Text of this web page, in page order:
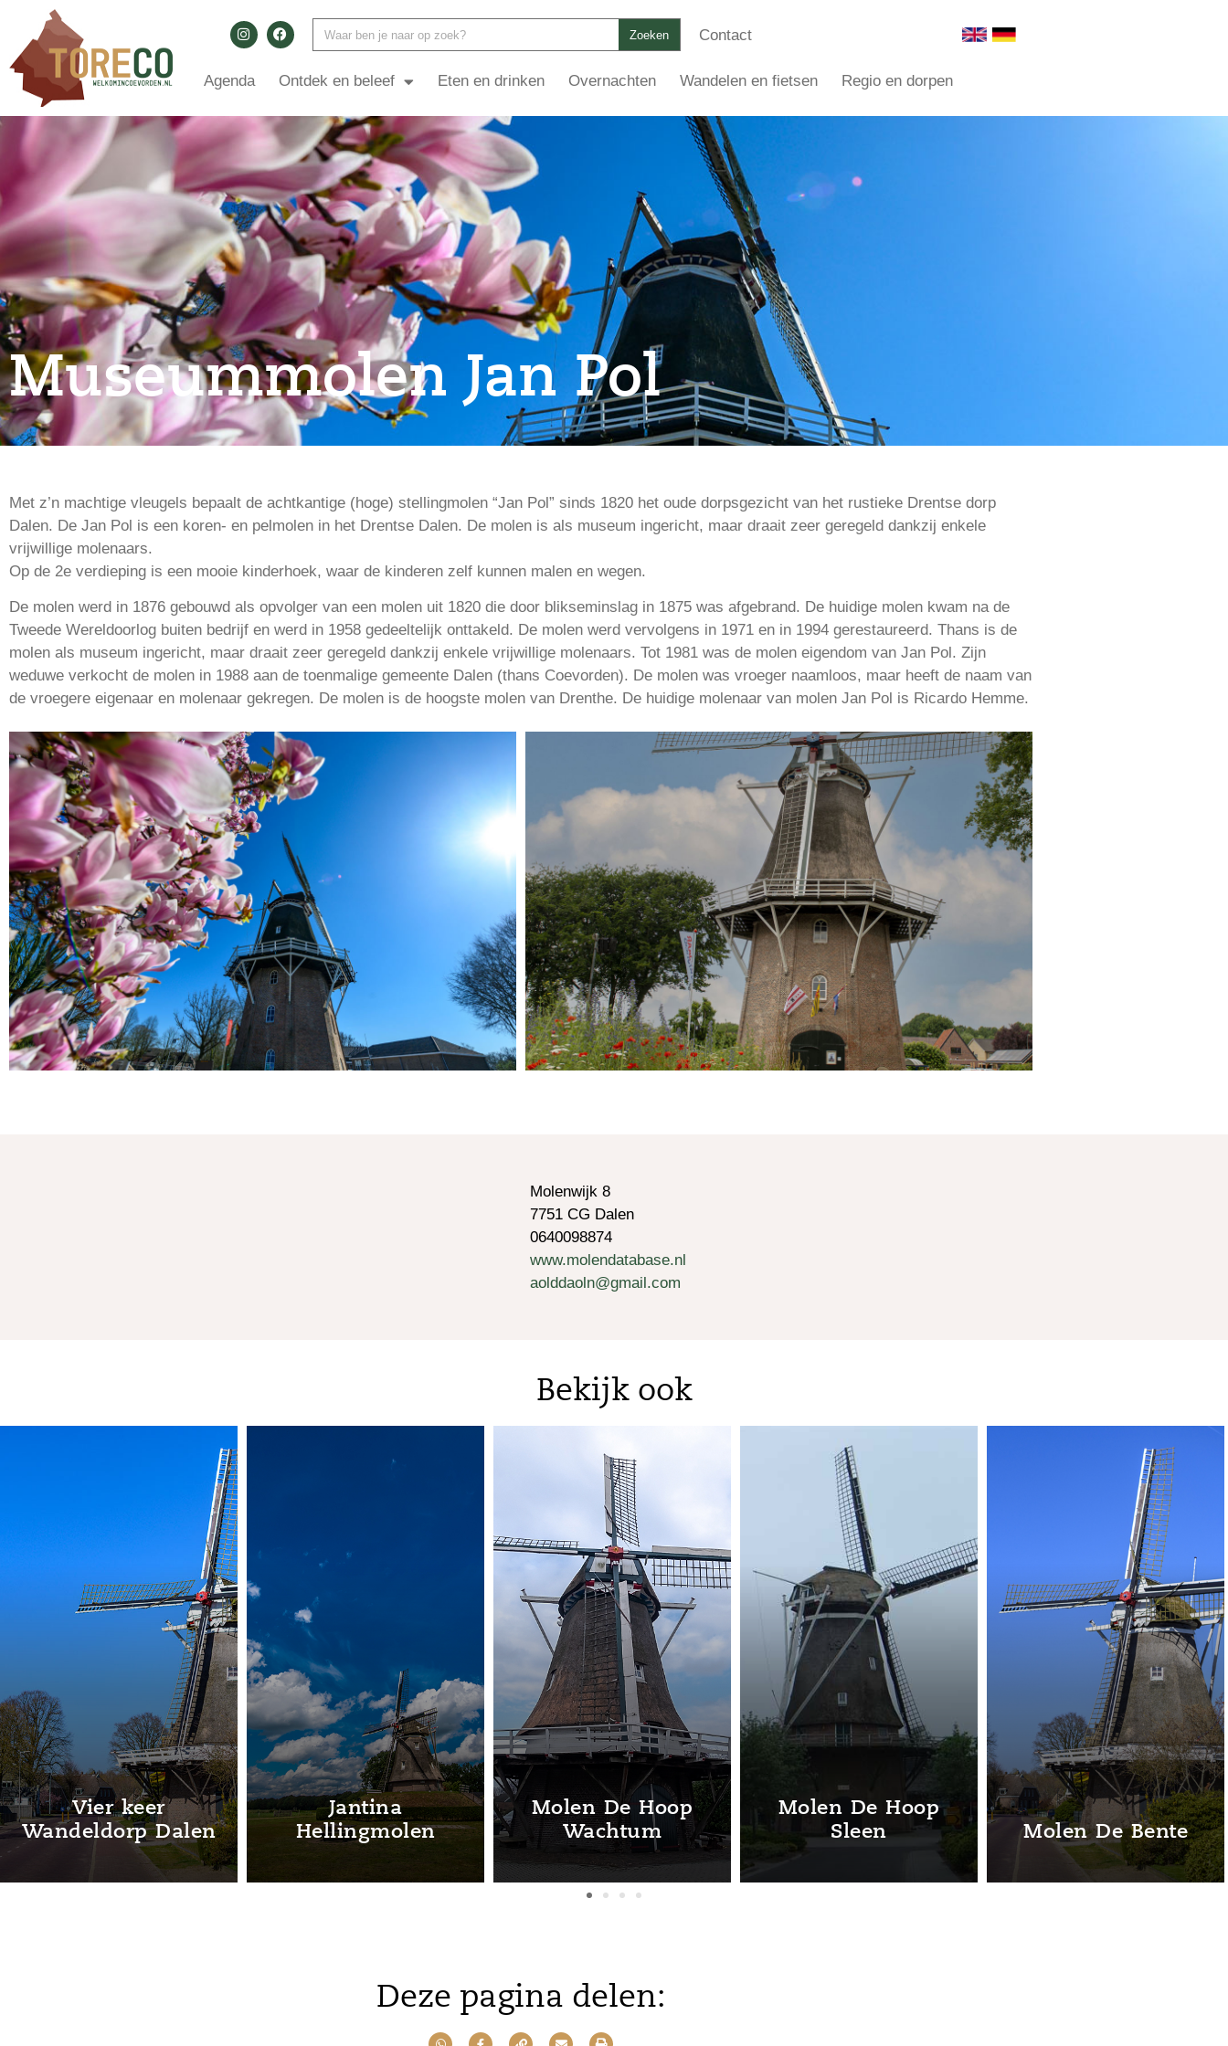
Zoeken Contact
Agenda Ontdek en beleef Eten en drinken Overnachten Wandelen en fietsen Regio en dorpen
Museummolen Jan Pol
Met z’n machtige vleugels bepaalt de achtkantige (hoge) stellingmolen “Jan Pol” sinds 1820 het oude dorpsgezicht van het rustieke Drentse dorp
Dalen. De Jan Pol is een koren- en pelmolen in het Drentse Dalen. De molen is als museum ingericht, maar draait zeer geregeld dankzij enkele
vrijwillige molenaars.
Op de 2e verdieping is een mooie kinderhoek, waar de kinderen zelf kunnen malen en wegen.
De molen werd in 1876 gebouwd als opvolger van een molen uit 1820 die door blikseminslag in 1875 was afgebrand. De huidige molen kwam na de
Tweede Wereldoorlog buiten bedrijf en werd in 1958 gedeeltelijk onttakeld. De molen werd vervolgens in 1971 en in 1994 gerestaureerd. Thans is de
molen als museum ingericht, maar draait zeer geregeld dankzij enkele vrijwillige molenaars. Tot 1981 was de molen eigendom van Jan Pol. Zijn
weduwe verkocht de molen in 1988 aan de toenmalige gemeente Dalen (thans Coevorden). De molen was vroeger naamloos, maar heeft de naam van
de vroegere eigenaar en molenaar gekregen. De molen is de hoogste molen van Drenthe. De huidige molenaar van molen Jan Pol is Ricardo Hemme.
Molenwijk 8
7751 CG Dalen
0640098874
www.molendatabase.nl
aolddaoln@gmail.com
Bekijk ook
Molen De Arend Molen Albertdina
Synagoge museum
Coevorden
De Daoler Tuun Dalen – Den Hool
Deze pagina delen: